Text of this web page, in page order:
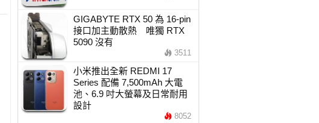
GIGABYTE RTX 50 為 16-pin
接口加主動散熱 唯獨 RTX
5090 沒有
3511
小米推出全新 REDMI 17
Series 配備 7,500mAh 大電
池、6.9 吋大螢幕及日常耐用
設計
8052